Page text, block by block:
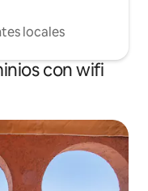
locales
con wifi